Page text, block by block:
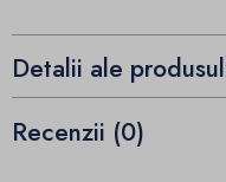
Detalii ale
Recenzii (0)